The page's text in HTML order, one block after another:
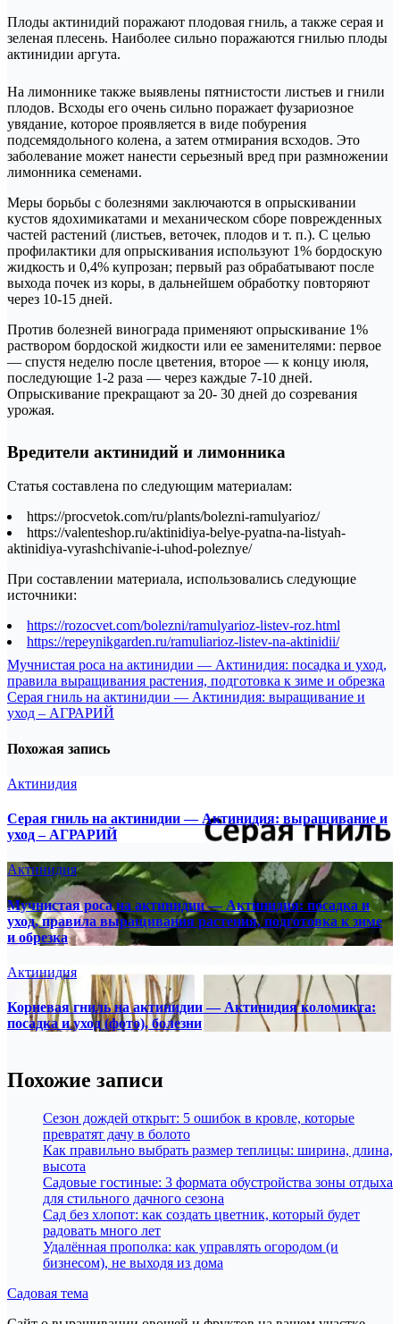
Плоды актинидий поражают плодовая гниль, а также серая и
зеленая плесень. Наиболее сильно поражаются гнилью плоды
актинидии аргута.
На лимоннике также выявлены пятнистости листьев и гнили
плодов. Всходы его очень сильно поражает фузариозное
увядание, которое проявляется в виде побурения
подсемядольного колена, а затем отмирания всходов. Это
заболевание может нанести серьезный вред при размножении
лимонника семенами.
Меры борьбы с болезнями заключаются в опрыскивании
кустов ядохимикатами и механическом сборе поврежденных
частей растений (листьев, веточек, плодов и т. п.). С целью
профилактики для опрыскивания используют 1% бордоскую
жидкость и 0,4% купрозан; первый раз обрабатывают после
выхода почек из коры, в дальнейшем обработку повторяют
через 10-15 дней.
Против болезней винограда применяют опрыскивание 1%
раствором бордоской жидкости или ее заменителями: первое
— спустя неделю после цветения, второе — к концу июля,
последующие 1-2 раза — через каждые 7-10 дней.
Опрыскивание прекращают за 20- 30 дней до созревания
урожая.
Вредители актинидий и лимонника
Статья составлена по следующим материалам:
https://procvetok.com/ru/plants/bolezni-ramulyarioz/
https://valenteshop.ru/aktinidiya-belye-pyatna-na-listyah-
aktinidiya-vyrashchivanie-i-uhod-poleznye/
При составлении материала, использовались следующие
источники:
https://rozocvet.com/bolezni/ramulyarioz-listev-roz.html
https://repeynikgarden.ru/ramuliarioz-listev-na-aktinidii/
Навигация
по
записям
Мучнистая роса на актинидии — Актинидия: посадка и уход,
правила выращивания растения, подготовка к зиме и обрезка
Серая гниль на актинидии — Актинидия: выращивание и
уход – АГРАРИЙ
Похожая запись
Актинидия
Серая гниль на актинидии — Актинидия: выращивание и
уход – АГРАРИЙ
Актинидия
Мучнистая роса на актинидии — Актинидия: посадка и
уход, правила выращивания растения, подготовка к зиме
и обрезка
Актинидия
Корневая гниль на актинидии — Актинидия коломикта:
посадка и уход (фото), болезни
Похожие записи
Сезон дождей открыт: 5 ошибок в кровле, которые
превратят дачу в болото
Как правильно выбрать размер теплицы: ширина, длина,
высота
Садовые гостиные: 3 формата обустройства зоны отдыха
для стильного дачного сезона
Сад без хлопот: как создать цветник, который будет
радовать много лет
Удалённая прополка: как управлять огородом (и
бизнесом), не выходя из дома
Садовая тема